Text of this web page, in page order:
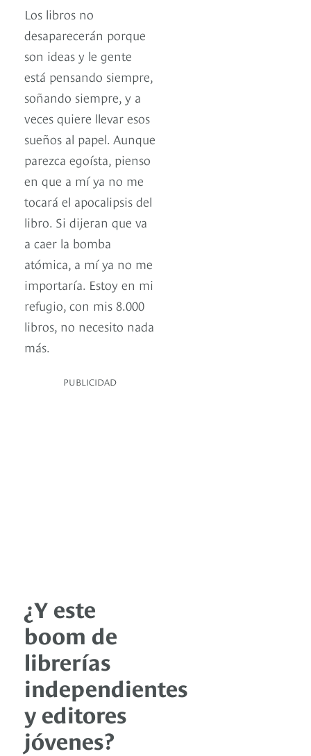
Los libros no
desaparecerán porque
son ideas y le gente
está pensando siempre,
soñando siempre, y a
veces quiere llevar esos
sueños al papel. Aunque
parezca egoísta, pienso
en que a mí ya no me
tocará el apocalipsis del
libro. Si dijeran que va
a caer la bomba
atómica, a mí ya no me
importaría. Estoy en mi
refugio, con mis 8.000
libros, no necesito nada
más.
PUBLICIDAD
¿Y este
boom de
librerías
independientes
y editores
jóvenes?